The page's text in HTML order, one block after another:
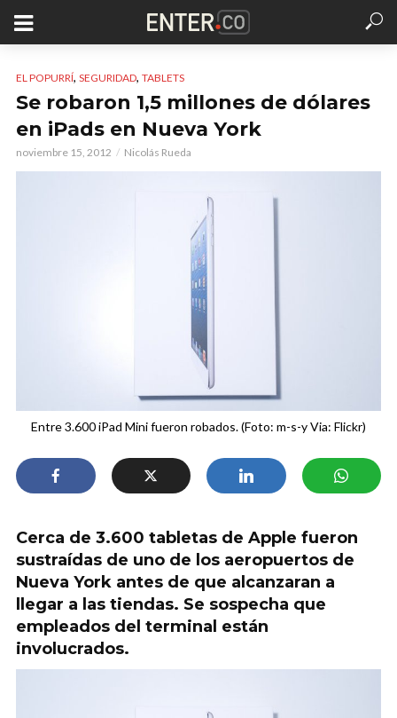
EL POPURRÍ, SEGURIDAD, TABLETS
Se robaron 1,5 millones de dólares
en iPads en Nueva York
noviembre 15, 2012 Nicolás Rueda
Entre 3.600 iPad Mini fueron robados. (Foto: m-s-y Via: Flickr)
Cerca de 3.600 tabletas de Apple fueron
sustraídas de uno de los aeropuertos de
Nueva York antes de que alcanzaran a
llegar a las tiendas. Se sospecha que
empleados del terminal están
involucrados.